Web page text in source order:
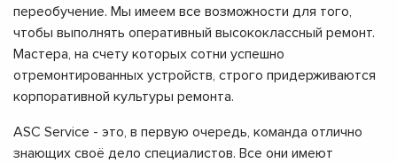
переобучение. Мы имеем все возможности для того,
чтобы выполнять оперативный высококлассный ремонт.
Мастера, на счету которых сотни успешно
отремонтированных устройств, строго придерживаются
корпоративной культуры ремонта.
ASC Service - это, в первую очередь, команда отлично
знающих своё дело специалистов. Все они имеют